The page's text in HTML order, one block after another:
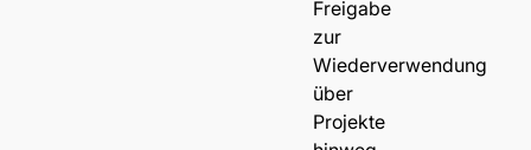
Freigabe
zur
Wiederverwendung
über
Projekte